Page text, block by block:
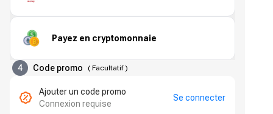
Payez en cryptomonnaie
4 Code promo ( Facultatif)
Ajouter un code promo
Connexion requise
Se connecter